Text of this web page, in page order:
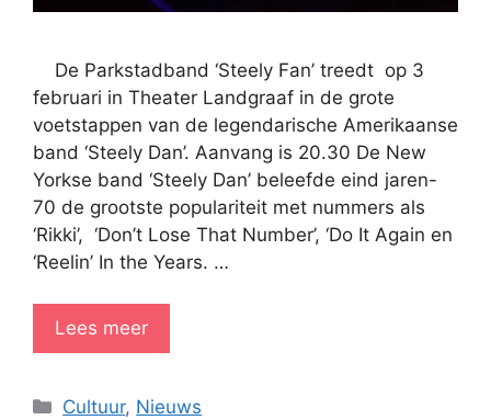
De Parkstadband ‘Steely Fan’ treedt op 3
februari in Theater Landgraaf in de grote
voetstappen van de legendarische Amerikaanse
band ‘Steely Dan’. Aanvang is 20.30 De New
Yorkse band ‘Steely Dan’ beleefde eind jaren-
70 de grootste populariteit met nummers als
‘Rikki’, ‘Don’t Lose That Number’, ‘Do It Again en
‘Reelin’ In the Years. …
Lees meer
Categorieën
Cultuur, Nieuws